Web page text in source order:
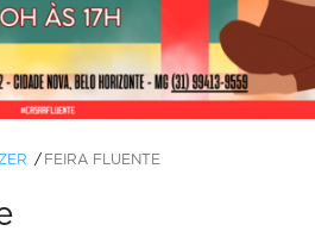
FEIRA FLUENTE